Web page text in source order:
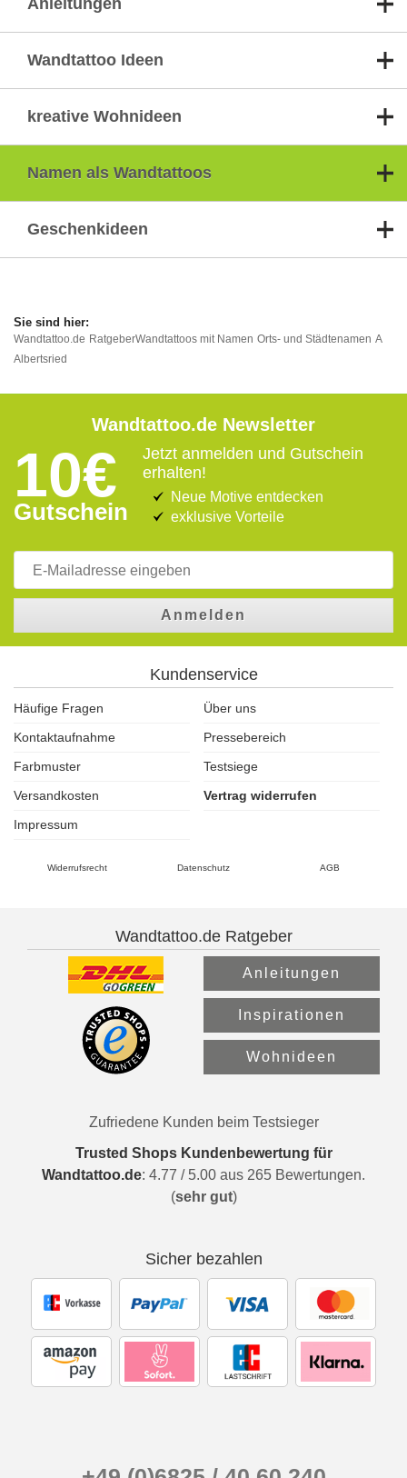
Anleitungen
Wandtattoo Ideen
kreative Wohnideen
Namen als Wandtattoos
Geschenkideen
Wandtattoo.de RatgeberWandtattoos mit Namen Orts- und Städtenamen A
Albertsried
Wandtattoo.de Newsletter
10€
Gutschein
Jetzt anmelden und Gutschein
erhalten!
Neue Motive entdecken
exklusive Vorteile
Anmelden
Kundenservice
Häufige Fragen
Über uns
Kontaktaufnahme
Pressebereich
Farbmuster
Testsiege
Versandkosten
Vertrag widerrufen
Impressum
Widerrufsrecht Datenschutz AGB
Wandtattoo.de Ratgeber
Anleitungen
Inspirationen
Wohnideen
Zufriedene Kunden beim Testsieger
Trusted Shops Kundenbewertung für
Wandtattoo.de: 4.77 / 5.00 aus 265 Bewertungen.
(sehr gut)
Sicher bezahlen